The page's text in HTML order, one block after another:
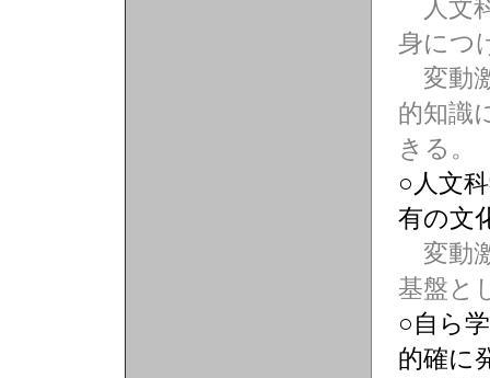
人文
身につ
変動
的知識
きる。
○人文
有の文
変動
基盤と
○自ら
的確に